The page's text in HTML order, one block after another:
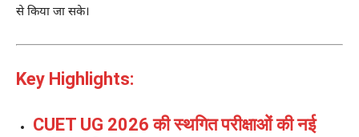
से किया जा सके।
Key Highlights:
CUET UG 2026 की स्थगित परीक्षाओं की नई